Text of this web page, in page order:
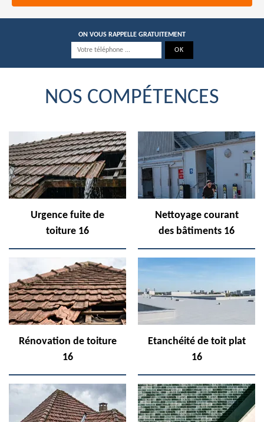
ON VOUS RAPPELLE GRATUITEMENT
NOS COMPÉTENCES
Urgence fuite de
toiture 16
Nettoyage courant
des bâtiments 16
Rénovation de toiture
16
Etanchéité de toit plat
16